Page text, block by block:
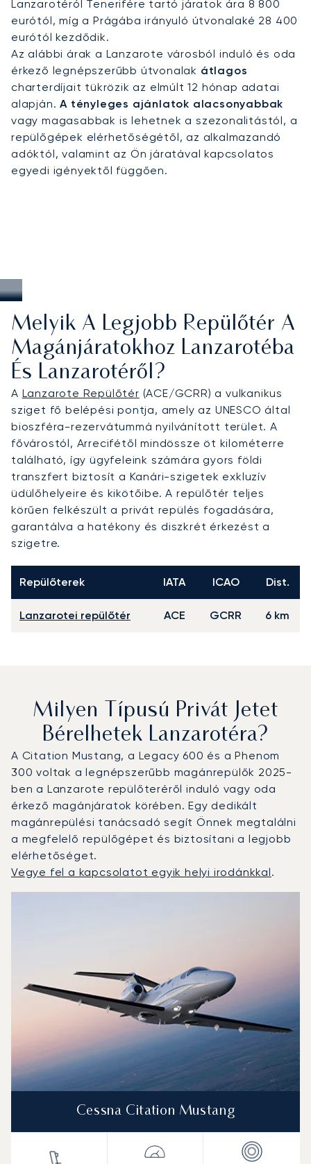
Két évtizedes tapasztalatával a LunaJets volt az
első európai privát jet bróker, amely elnyerte az
Argus® minősítést, ami a szigorú biztonsági
normáknak való megfelelést és a szolgáltatások
kiválóságát igazolja. Lanzarotén ez a szakértelem
garantálja a diszkrét eljutást a luxus
pihenőhelyekre, a személyre szabott támogatást
a sporteseményekhez, valamint a rugalmas
utazást a Kanári-szigetek között.
Lanzarotéról Tenerifére tartó járatok ára 8 800
eurótól, míg a Prágába irányuló útvonalaké 28 400
eurótól kezdődik.
Az alábbi árak a Lanzarote városból induló és oda
érkező legnépszerűbb útvonalak átlagos
charterdíjait tükrözik az elmúlt 12 hónap adatai
alapján.A tényleges ajánlatok alacsonyabbak
vagy magasabbak is lehetnek a szezonalitástól, a
repülőgépek elérhetőségétől, az alkalmazandó
adóktól, valamint az Ön járatával kapcsolatos
egyedi igényektől függően.
Melyik A Legjobb Repülőtér A
Magánjáratokhoz Lanzarotéba
És Lanzarotéről?
A Lanzarote Repülőtér (ACE/GCRR) a vulkanikus
sziget fő belépési pontja, amely az UNESCO által
bioszféra-rezervátummá nyilvánított terület. A
fővárostól, Arrecifétől mindössze öt kilométerre
található, így ügyfeleink számára gyors földi
transzfert biztosít a Kanári-szigetek exkluzív
üdülőhelyeire és kikötőibe. A repülőtér teljes
körűen felkészült a privát repülés fogadására,
garantálva a hatékony és diszkrét érkezést a
szigetre.
Repülőterek IATA ICAO Dist.
Lanzarotei repülőtér ACE GCRR 6 km
Milyen Típusú Privát Jetet
Bérelhetek Lanzarotéra?
A Citation Mustang, a Legacy 600 és a Phenom
300 voltak a legnépszerűbb magánrepülők 2025-
ben a Lanzarote repülőteréről induló vagy oda
érkező magánjáratok körében. Egy dedikált
magánrepülési tanácsadó segít Önnek megtalálni
a megfelelő repülőgépet és biztosítani a legjobb
elérhetőséget.
Vegye fel a kapcsolatot egyik helyi irodánkkal.
Cessna Citation Mustang